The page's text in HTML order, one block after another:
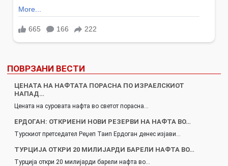
ПОВРЗАНИ ВЕСТИ
ЦЕНАТА НА НАФТАТА ПОРАСНА ПО ИЗРАЕЛСКИОТ
НАПАД…
Цената на суровата нафта во светот порасна…
ЕРДОГАН: ОТКРИЕНИ НОВИ РЕЗЕРВИ НА НАФТА ВО…
Турскиот претседател Реџеп Таип Ердоган денес изјави…
ТУРЦИЈА ОТКРИ 20 МИЛИЈАРДИ БАРЕЛИ НАФТА ВО…
Турција откри 20 милијарди барели нафта во…